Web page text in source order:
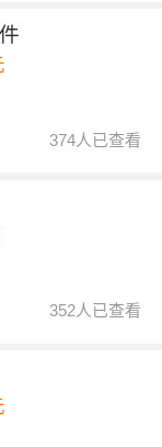
374人已查看
352人已查看